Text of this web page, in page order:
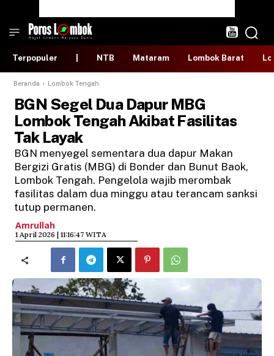
Terpopuler NTB Mataram Lombok Barat
Beranda Lombok Tengah
BGN Segel Dua Dapur MBG
Lombok Tengah Akibat Fasilitas
Tak Layak
BGN menyegel sementara dua dapur Makan
Bergizi Gratis (MBG) di Bonder dan Bunut Baok,
Lombok Tengah. Pengelola wajib merombak
fasilitas dalam dua minggu atau terancam sanksi
tutup permanen.
Amrullah
​1 April 2026 | 11:16:47 WITA